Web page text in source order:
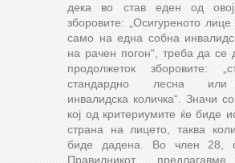
дека во став еден од
зборовите: „Осигуреното
само на една собна
на рачен погон“, треба да се
продолжеток зборовите:
стандардно лесна или
инвалидска количка“. Значи
кој од критериумите ќе биде
страна на лицето, таква
биде дадена. Во член 28,
Правилникот